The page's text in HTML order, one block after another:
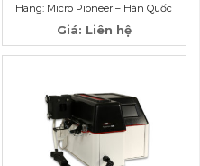
Hãng: Micro Pioneer – Hàn Quốc
Giá: Liên hệ